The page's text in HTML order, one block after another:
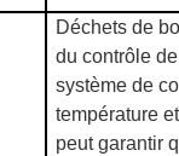
Déchets de
du contrôle
système de
température
peut garantir